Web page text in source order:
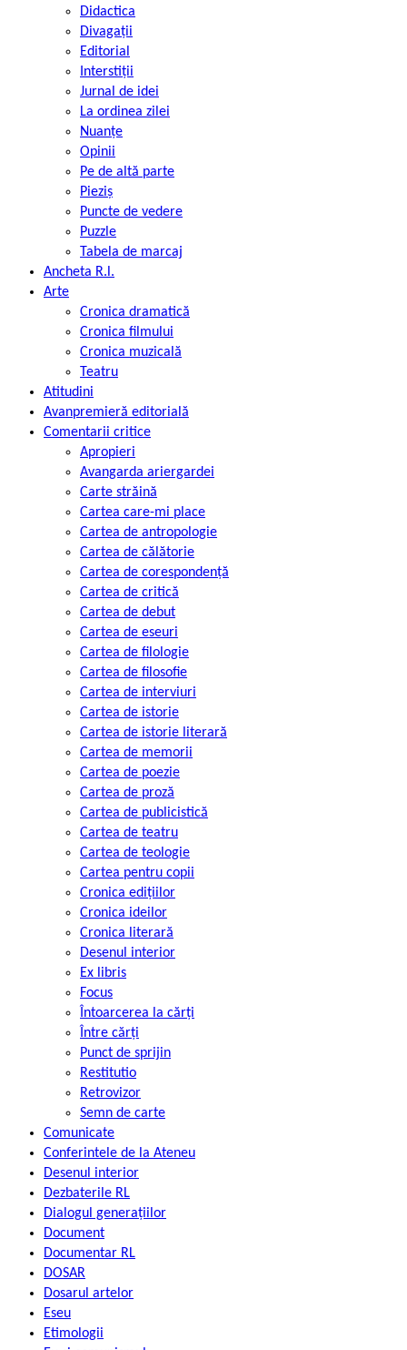
Didactica
Divagații
Editorial
Interstiții
Jurnal de idei
La ordinea zilei
Nuanțe
Opinii
Pe de altă parte
Pieziș
Puncte de vedere
Puzzle
Tabela de marcaj
Ancheta R.l.
Arte
Cronica dramatică
Cronica filmului
Cronica muzicală
Teatru
Atitudini
Avanpremieră editorială
Comentarii critice
Apropieri
Avangarda ariergardei
Carte străină
Cartea care-mi place
Cartea de antropologie
Cartea de călătorie
Cartea de corespondență
Cartea de critică
Cartea de debut
Cartea de eseuri
Cartea de filologie
Cartea de filosofie
Cartea de interviuri
Cartea de istorie
Cartea de istorie literară
Cartea de memorii
Cartea de poezie
Cartea de proză
Cartea de publicistică
Cartea de teatru
Cartea de teologie
Cartea pentru copii
Cronica edițiilor
Cronica ideilor
Cronica literară
Desenul interior
Ex libris
Focus
Întoarcerea la cărți
Între cărți
Punct de sprijin
Restitutio
Retrovizor
Semn de carte
Comunicate
Conferintele de la Ateneu
Desenul interior
Dezbaterile RL
Dialogul generațiilor
Document
Documentar RL
DOSAR
Dosarul artelor
Eseu
Etimologii